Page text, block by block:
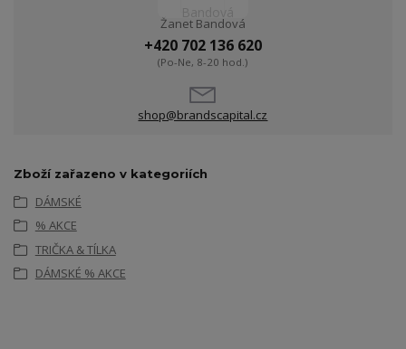
Žanet Bandová
+420 702 136 620
(Po-Ne, 8-20 hod.)
shop@brandscapital.cz
Zboží zařazeno v kategoriích
DÁMSKÉ
% AKCE
TRIČKA & TÍLKA
DÁMSKÉ % AKCE